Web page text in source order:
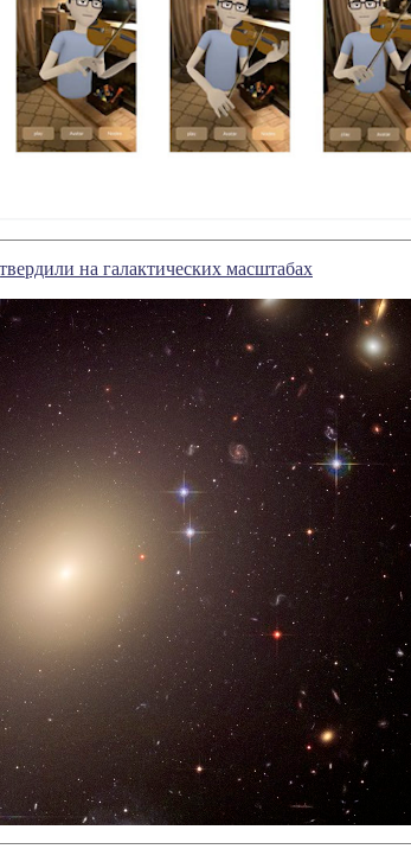
на галактических масштабах